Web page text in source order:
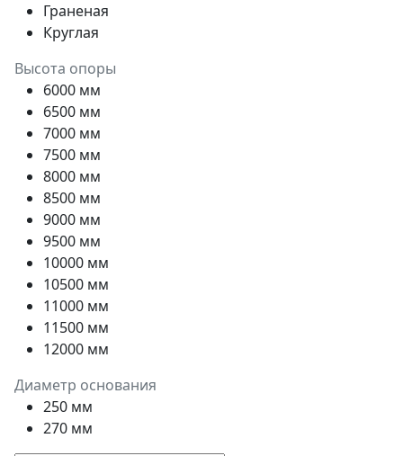
Граненая
Круглая
Высота опоры
6000 мм
6500 мм
7000 мм
7500 мм
8000 мм
8500 мм
9000 мм
9500 мм
10000 мм
10500 мм
11000 мм
11500 мм
12000 мм
Диаметр основания
250 мм
270 мм